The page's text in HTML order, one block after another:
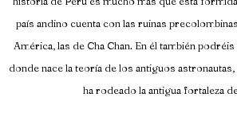
país andino cuenta con las ruinas
América, las de Cha Chan. En él también
donde nace la teoría de los antiguos
ha rodeado la antigua fortaleza